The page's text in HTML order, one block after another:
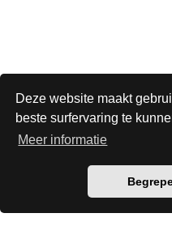
Deze website maakt
beste surfervaring te
Meer informatie